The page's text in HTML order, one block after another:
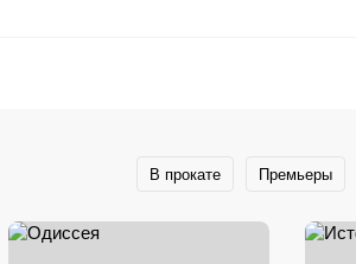
В прокате Премьеры